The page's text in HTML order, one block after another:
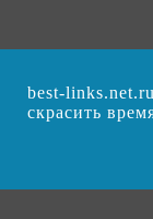
best-
скрасить